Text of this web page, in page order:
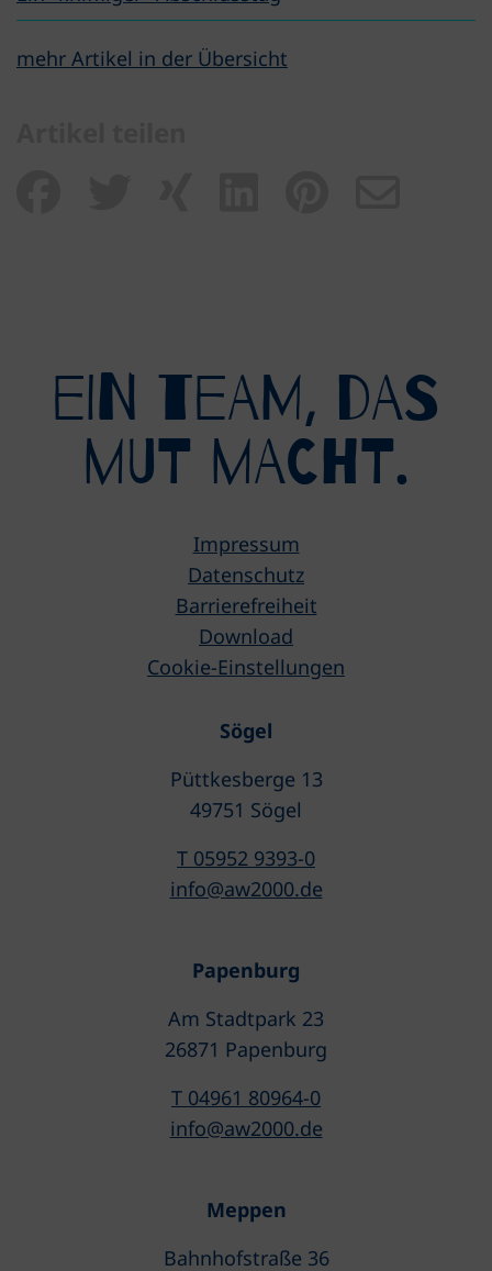
mehr Artikel in der Übersicht
eIN tEAM, DAS
mUT MACHT.
Impressum
Datenschutz
Barrierefreiheit
Download
Cookie-Einstellungen
Sögel
Püttkesberge 13
49751 Sögel
T 05952 9393-0
info@aw2000.de
Papenburg
Am Stadtpark 23
26871 Papenburg
T 04961 80964-0
info@aw2000.de
Meppen
Bahnhofstraße 36